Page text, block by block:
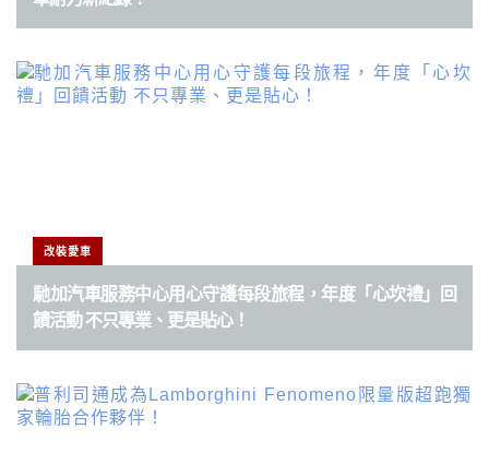
改裝愛車
馳加汽車服務中心用心守護每段旅程，年度「心坎禮」回
饋活動 不只專業、更是貼心！